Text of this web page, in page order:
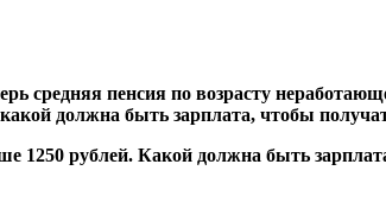
средняя пенсия по возрасту
должна быть зарплата, чтобы